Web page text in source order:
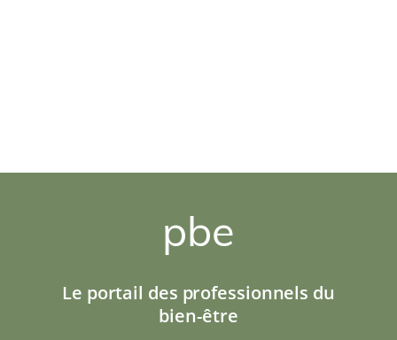
pbe
Le portail des professionnels du
bien-être